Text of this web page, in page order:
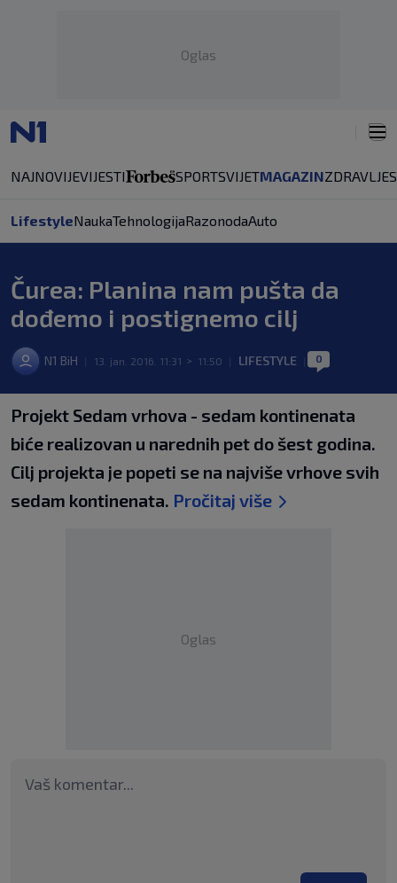
Oglas
NAJNOVIJEVIJESTI SPORTSVIJETMAGAZINZDRAVLJE
LifestyleNaukaTehnologijaRazonodaAuto
Čurea: Planina nam pušta da
dođemo i postignemo cilj
N1 BiH 13. jan. 2016. 11:31 > 11:50 LIFESTYLE 0
Projekt Sedam vrhova - sedam kontinenata
biće realizovan u narednih pet do šest godina.
Cilj projekta je popeti se na najviše vrhove svih
sedam kontinenata. Pročitaj više
Oglas